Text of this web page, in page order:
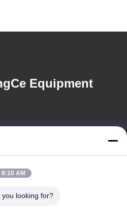
Equipment
8:10 AM
looking for?